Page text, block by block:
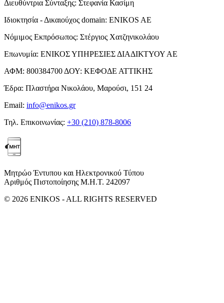
Διευθύντρια Σύνταξης: Στεφανία Κασίμη
Ιδιοκτησία - Δικαιούχος domain: ENIKOS AE
Νόμιμος Εκπρόσωπος: Στέργιος Χατζηνικολάου
Επωνυμία: ΕΝΙΚΟΣ ΥΠΗΡΕΣΙΕΣ ΔΙΑΔΙΚΤΥΟΥ ΑΕ
ΑΦΜ: 800384700 ΔΟΥ: ΚΕΦΟΔΕ ΑΤΤΙΚΗΣ
Έδρα: Πλαστήρα Νικολάου, Μαρούσι, 151 24
Email: info@enikos.gr
Τηλ. Επικοινωνίας: +30 (210) 878-8006
Μητρώο Έντυπου και Ηλεκτρονικού Τύπου
Αριθμός Πιστοποίησης Μ.Η.Τ. 242097
© 2026 ENIKOS - ALL RIGHTS RESERVED